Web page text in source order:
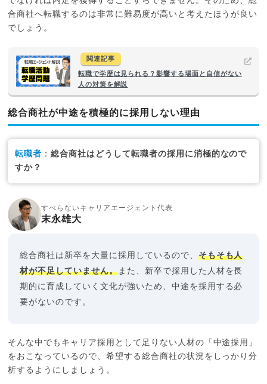
合商社へ転職するのは非常に難易度が高いと考えたほうが良い
でしょう。
関連記事
転職で学歴は見られる？影響する場面と自信がない
人の対策を解説
総合商社が中途を積極的に採用しない理由
転職者 ：総合商社はどうして転職者の採用に消極的なので
すか？
すべらないキャリアエージェント代表
末永雄大
総合商社は新卒を大量に採用しているので、 そもそも人
材が不足していません。また、新卒で採用した人材を長
期的に育成していく文化が強いため、中途を採用する必
要がないのです。
そんな中でもキャリア採用として足りない人材の「中途採用」
をおこなっているので、希望する総合商社の状況をしっかり分
析するようにしましょう。